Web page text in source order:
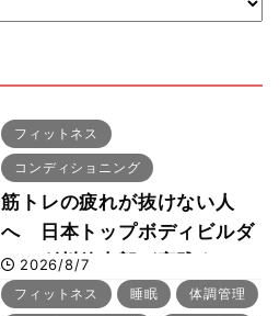
フィットネス
コンディショニング
筋トレの疲れが抜けない人
へ 日本トップボディビルダ
ー・刈川啓志郎が実践する
「回復習慣」
2026/8/7
フィットネス 睡眠 体調管理